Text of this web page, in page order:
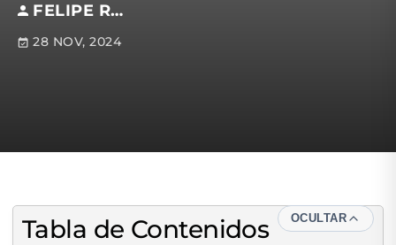
FELIPE REYES
28 NOV, 2024
Tabla de Contenidos OCULTAR